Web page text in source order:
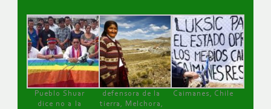
Pueblo Shuar
dice no a la
defensora de la
tierra, Melchora,
Caimanes, Chile